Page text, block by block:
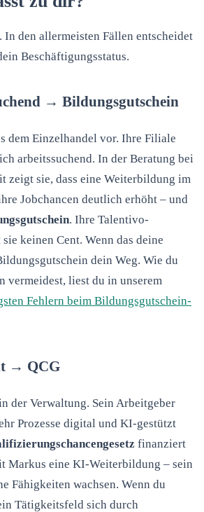
den allermeisten Fällen entscheidet
Beschäftigungsstatus.
→ Bildungsgutschein
dem Einzelhandel vor. Ihre Filiale
arbeitssuchend. In der Beratung bei
zeigt sie, dass eine Weiterbildung im
Jobchancen deutlich erhöht – und
. Ihre Talentivo-
keinen Cent. Wenn das deine
dein Weg. Wie du
vermeidest, liest du in unserem
Fehlern beim Bildungsgutschein-
→ QCG
der Verwaltung. Sein Arbeitgeber
Prozesse digital und KI-gestützt
finanziert
Markus eine KI-Weiterbildung – sein
Fähigkeiten wachsen. Wenn du
Tätigkeitsfeld sich durch